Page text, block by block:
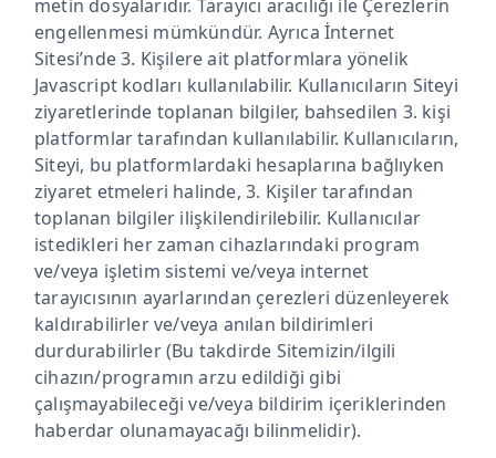
metin dosyalarıdır. Tarayıcı aracılığı ile Çerezlerin
engellenmesi mümkündür. Ayrıca İnternet
Sitesi’nde 3. Kişilere ait platformlara yönelik
Javascript kodları kullanılabilir. Kullanıcıların Siteyi
ziyaretlerinde toplanan bilgiler, bahsedilen 3. kişi
platformlar tarafından kullanılabilir. Kullanıcıların,
Siteyi, bu platformlardaki hesaplarına bağlıyken
ziyaret etmeleri halinde, 3. Kişiler tarafından
toplanan bilgiler ilişkilendirilebilir. Kullanıcılar
istedikleri her zaman cihazlarındaki program
ve/veya işletim sistemi ve/veya internet
tarayıcısının ayarlarından çerezleri düzenleyerek
kaldırabilirler ve/veya anılan bildirimleri
durdurabilirler (Bu takdirde Sitemizin/ilgili
cihazın/programın arzu edildiği gibi
çalışmayabileceği ve/veya bildirim içeriklerinden
haberdar olunamayacağı bilinmelidir).